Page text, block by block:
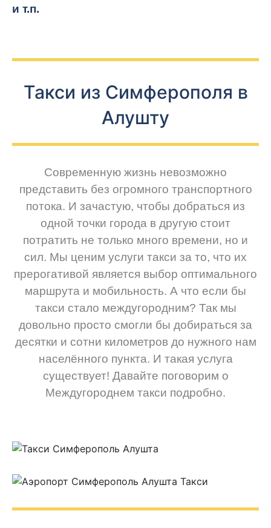
и т.п.
Такси из Симферополя в
Алушту
Современную жизнь невозможно
представить без огромного транспортного
потока. И зачастую, чтобы добраться из
одной точки города в другую стоит
потратить не только много времени, но и
сил. Мы ценим услуги такси за то, что их
прерогативой является выбор оптимального
маршрута и мобильность. А что если бы
такси стало междугородним? Так мы
довольно просто смогли бы добираться за
десятки и сотни километров до нужного нам
населённого пункта. И такая услуга
существует! Давайте поговорим о
Междугороднем такси подробно.